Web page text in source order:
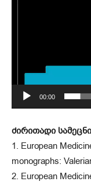
მ
რ
ე
ლ
ი
00:00
ძირითადი
1. European
monographs:
2. European